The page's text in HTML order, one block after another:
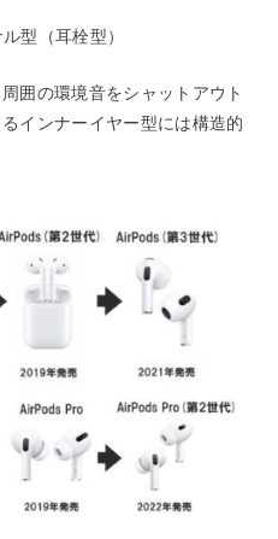
型（耳栓型）
囲の環境音をシャットアウト
インナーイヤー型には構造的